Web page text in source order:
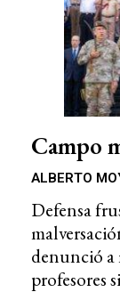
Campo
ALBERTO
Defensa
denunció a
profesores